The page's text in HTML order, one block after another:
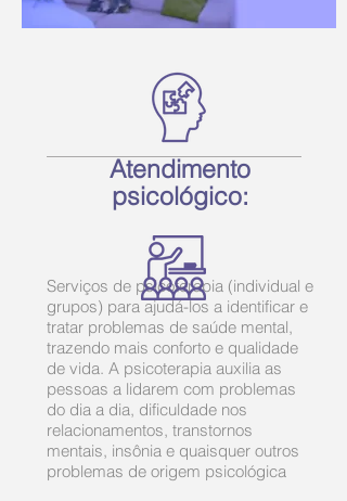
Atendimento
psicológico:
Serviços de psicoterapia (individual e
grupos) para ajudá-los a identificar e
tratar problemas de saúde mental,
trazendo mais conforto e qualidade
de vida. A psicoterapia auxilia as
pessoas a lidarem com problemas
do dia a dia, dificuldade nos
relacionamentos, transtornos
mentais, insônia e quaisquer outros
problemas de origem psicológica